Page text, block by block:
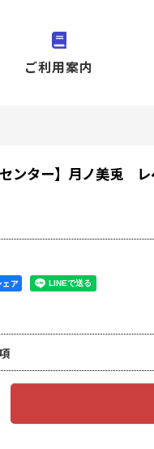
ご利用案内
ンター】月ノ美兎 レ
ア